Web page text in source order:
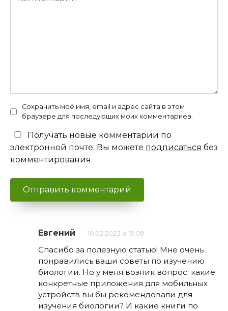
Сохранить моё имя, email и адрес сайта в этом
браузере для последующих моих комментариев.
Получать новые комментарии по
электронной почте. Вы можете подписаться без
комментирования.
Евгений 16.02.2023 в 19:09
Спасибо за полезную статью! Мне очень
понравились ваши советы по изучению
биологии. Но у меня возник вопрос: какие
конкретные приложения для мобильных
устройств вы бы рекомендовали для
изучения биологии? И какие книги по